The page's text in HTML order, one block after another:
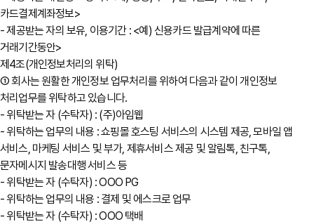
카드결제계좌정보>
- 제공받는 자의 보유, 이용기간 : <예) 신용카드 발급계약에 따른
거래기간동안>
제4조(개인정보처리의 위탁)
① 회사는 원활한 개인정보 업무처리를 위하여 다음과 같이 개인정보
처리업무를 위탁하고 있습니다.
- 위탁받는 자 (수탁자) : (주)아임웹
- 위탁하는 업무의 내용 : 쇼핑몰 호스팅 서비스의 시스템 제공, 모바일 앱
서비스, 마케팅 서비스 및 부가, 제휴서비스 제공 및 알림톡, 친구톡,
문자메시지 발송대행 서비스 등
- 위탁받는 자 (수탁자) : OOO PG
- 위탁하는 업무의 내용 : 결제 및 에스크로 업무
- 위탁받는 자 (수탁자) : OOO 택배